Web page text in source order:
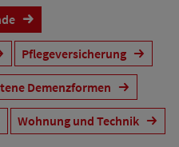
Pflegeversicherung
Demenzformen
Wohnung und Technik